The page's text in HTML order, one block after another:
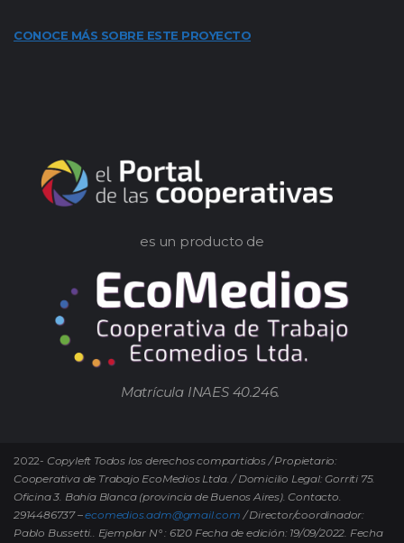
CONOCE MÁS SOBRE ESTE PROYECTO
es un producto de
Matrícula INAES 40.246.
2022- Copyleft Todos los derechos compartidos / Propietario:
Cooperativa de Trabajo EcoMedios Ltda. / Domicilio Legal: Gorriti 75.
Oficina 3. Bahía Blanca (provincia de Buenos Aires). Contacto.
2914486737 –ecomedios.adm@gmail.com / Director/coordinador:
Pablo Bussetti.. Ejemplar N° : 6120 Fecha de edición: 19/09/2022. Fecha